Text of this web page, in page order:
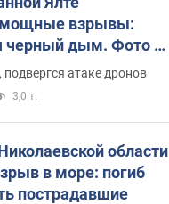
мощные взрывы:
черный дым. Фото и
подвергся атаке дронов
3,0 т.
области
в море: погиб
пострадавшие